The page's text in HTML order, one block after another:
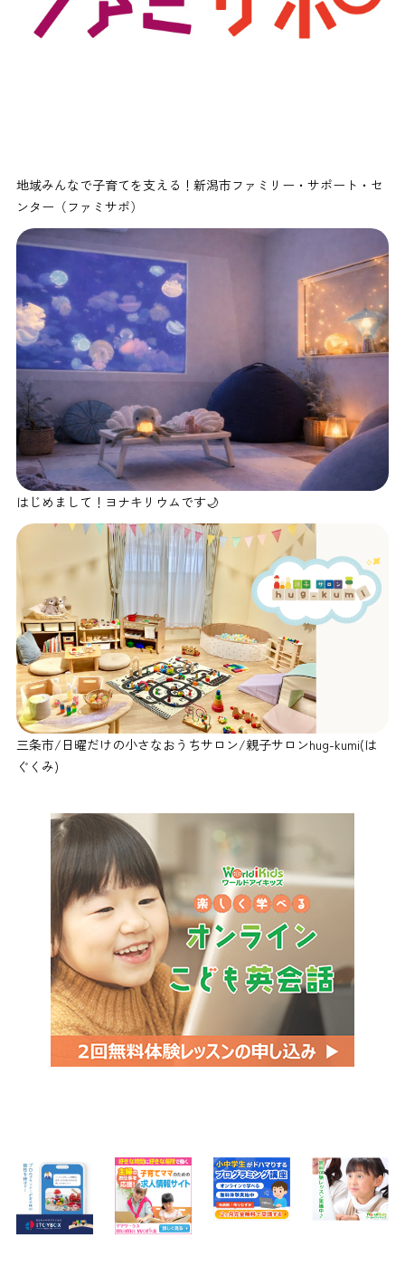
地域みんなで子育てを支える！新潟市ファミリー・サポート・セ
ンター（ファミサポ）
はじめまして！ヨナキリウムです🌙
三条市/日曜だけの小さなおうちサロン/親子サロンhug-kumi(は
ぐくみ)